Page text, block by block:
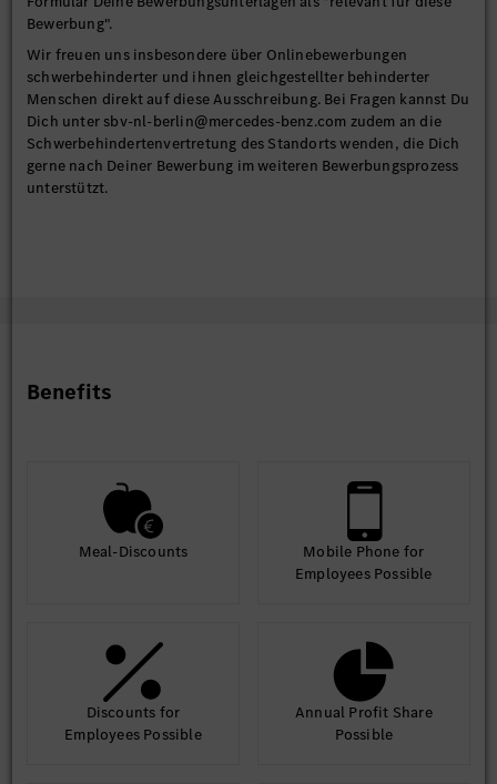
Bewerbung".
Wir freuen uns insbesondere über Onlinebewerbungen
schwerbehinderter und ihnen gleichgestellter behinderter
Menschen direkt auf diese Ausschreibung. Bei Fragen kannst Du
Dich unter sbv-nl-berlin@mercedes-benz.com zudem an die
Schwerbehindertenvertretung des Standorts wenden, die Dich
gerne nach Deiner Bewerbung im weiteren Bewerbungsprozess
unterstützt.
Benefits
Meal-Discounts
Mobile Phone for
Employees Possible
Discounts for
Employees Possible
Annual Profit Share
Possible